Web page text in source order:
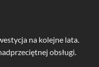
na kolejne lata.
obsługi.